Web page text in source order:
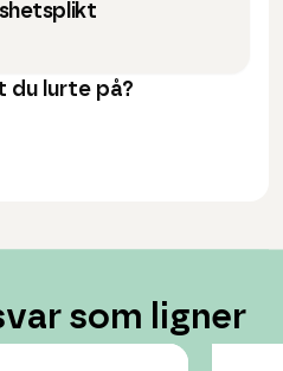
du lurte på?
som ligner